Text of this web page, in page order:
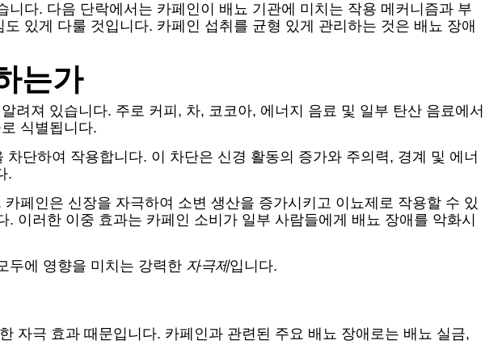
다. 다음 단락에서는 카페인이 배뇨 기관에 미치는 작용 메커니즘과 부
있게 다룰 것입니다. 카페인 섭취를 균형 있게 관리하는 것은 배뇨 장애
는가
려져 있습니다. 주로 커피, 차, 코코아, 에너지 음료 및 일부 탄산 음료에서
식별됩니다.
단하여 작용합니다. 이 차단은 신경 활동의 증가와 주의력, 경계 및 에너
.
페인은 신장을 자극하여 소변 생산을 증가시키고 이뇨제로 작용할 수 있
이러한 이중 효과는 카페인 소비가 일부 사람들에게 배뇨 장애를 악화시
두에 영향을 미치는 강력한 자극제입니다.
자극 효과 때문입니다. 카페인과 관련된 주요 배뇨 장애로는 배뇨 실금,